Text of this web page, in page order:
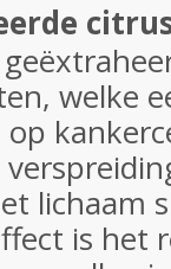
welke
lichaam
is het